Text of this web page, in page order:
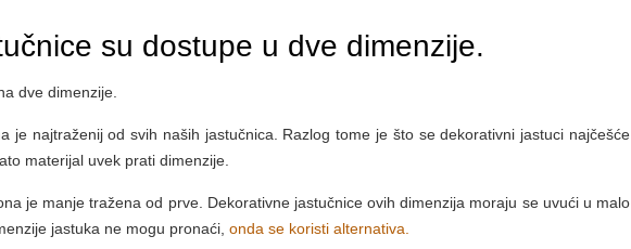
su dostupe u dve dimenzije.
dve dimenzije.
je najtraženij od svih naših jastučnica. Razlog tome je što se dekorativni jastuci najčešće
materijal uvek prati dimenzije.
je manje tražena od prve. Dekorativne jastučnice ovih dimenzija moraju se uvući u malo
jastuka ne mogu pronaći, onda se koristi alternativa.